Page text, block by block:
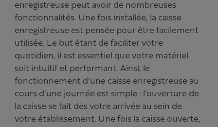
enregistreuse peut avoir de nombreuses
fonctionnalités. Une fois installée, la caisse
enregistreuse est pensée pour être facilement
utilisée. Le but étant de faciliter votre
quotidien, il est essentiel que votre matériel
soit intuitif et performant. Ainsi, le
fonctionnement d'une caisse enregistreuse au
cours d'une journée est simple : l'ouverture de
la caisse se fait dès votre arrivée au sein de
votre établissement. Une fois la caisse ouverte,